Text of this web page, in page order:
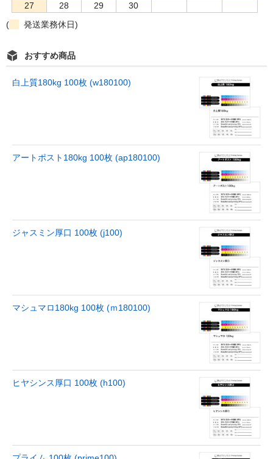
27
28 29
30
(
発送業務休日)
おすすめ商品
白上質180kg 100枚 (w180100)
アートポスト180kg 100枚 (ap180100)
ジャスミン厚口 100枚 (j100)
マシュマロ180kg 100枚 (ｍ180100)
ヒヤシンス厚口 100枚 (h100)